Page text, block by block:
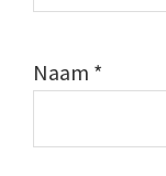
Naam *